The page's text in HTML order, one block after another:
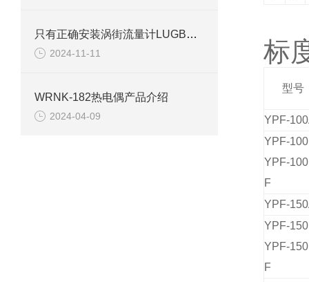
只有正确安装涡街流量计LUGB才能得到效果
2024-11-11
WRNK-182热电偶产品介绍
2024-04-09
标
型号
YPF-
YPF-
YPF-
F
YPF-
YPF-
YPF-
F